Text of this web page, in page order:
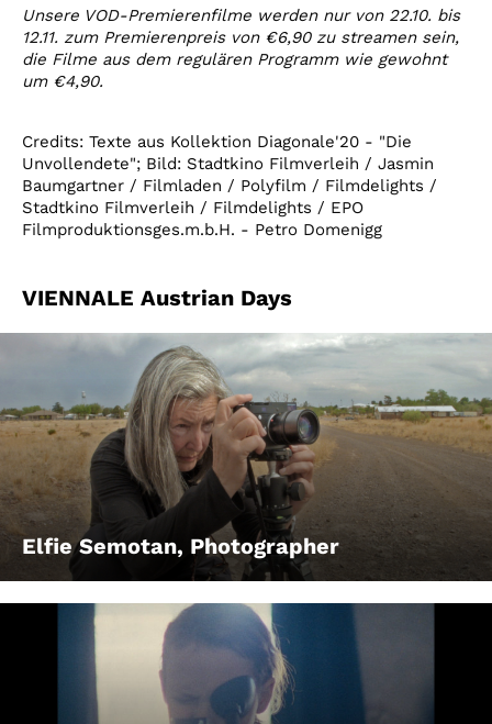
Unsere VOD-Premierenfilme werden nur von 22.10. bis
12.11. zum Premierenpreis von €6,90 zu streamen sein,
die Filme aus dem regulären Programm wie gewohnt
um €4,90.
Credits: Texte aus Kollektion Diagonale'20 - "Die
Unvollendete"; Bild: Stadtkino Filmverleih / Jasmin
Baumgartner / Filmladen / Polyfilm / Filmdelights /
Stadtkino Filmverleih / Filmdelights / EPO
Filmproduktionsges.m.b.H. - Petro Domenigg
VIENNALE Austrian Days
Elfie Semotan, Photographer